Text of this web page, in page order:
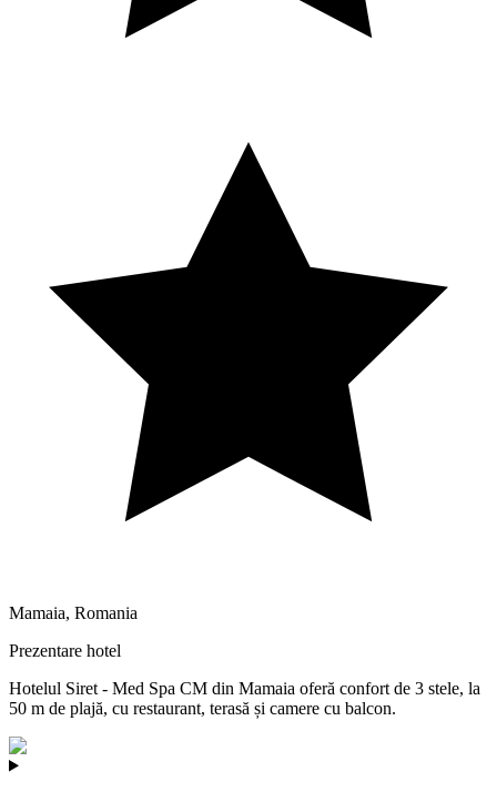
Mamaia, Romania
Prezentare hotel
Hotelul Siret - Med Spa CM din Mamaia oferă confort de 3 stele, la
50 m de plajă, cu restaurant, terasă și camere cu balcon.